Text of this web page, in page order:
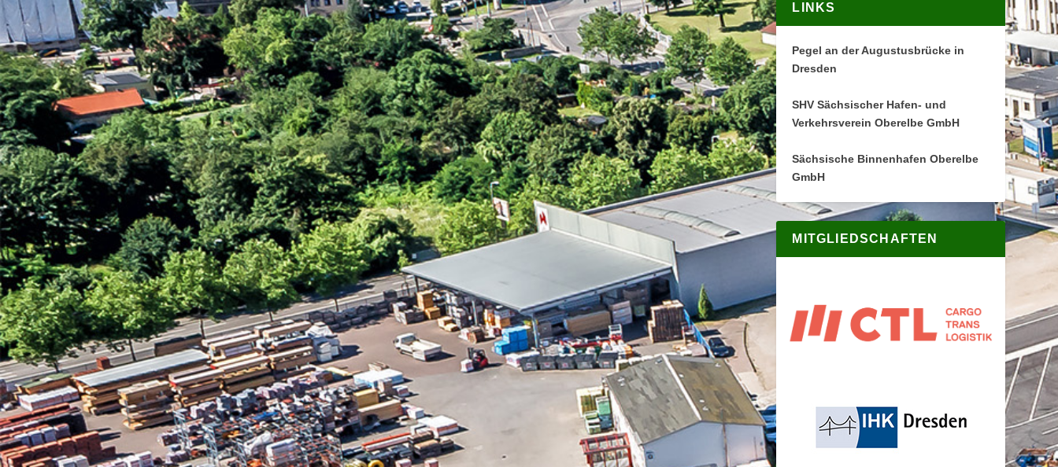
LINKS
Pegel an der Augustusbrücke in
Dresden
SHV Sächsischer Hafen- und
Verkehrsverein Oberelbe GmbH
Sächsische Binnenhafen Oberelbe
GmbH
MITGLIEDSCHAFTEN